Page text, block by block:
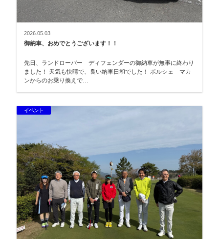
2026.05.03
御納車、おめでとうございます！！
先日、ランドローバー ディフェンダーの御納車が無事に終わり
ました！ 天気も快晴で、良い納車日和でした！ ポルシェ マカ
ンからのお乗り換えで…
イベント